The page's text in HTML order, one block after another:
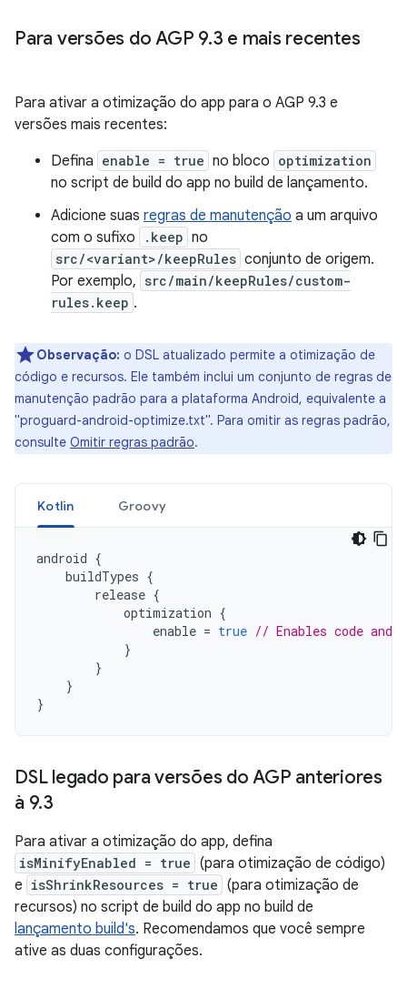
Para versões do AGP 9.3 e mais recentes
Para ativar a otimização do app para o AGP 9.3 e
versões mais recentes:
Defina enable = true no bloco optimization
no script de build do app no build de lançamento.
Adicione suas regras de manutenção a um arquivo
com o sufixo
.keep no
src/<variant>/keepRules conjunto de origem.
Por exemplo, src/main/keepRules/custom-
rules.keep .
Observação: o DSL atualizado permite a otimização de
código e recursos. Ele também inclui um conjunto de regras de
manutenção padrão para a plataforma Android, equivalente a
"proguard-android-optimize.txt". Para omitir as regras padrão,
consulte Omitir regras padrão.
Kotlin Groovy
android {
buildTypes {
release {
optimization {
enable = true // Enables code and
}
}
}
}
DSL legado para versões do AGP anteriores
à 9.3
Para ativar a otimização do app, defina
isMinifyEnabled = true (para otimização de código)
e isShrinkResources = true (para otimização de
recursos) no script de build do app no build de
lançamento build's. Recomendamos que você sempre
ative as duas configurações.